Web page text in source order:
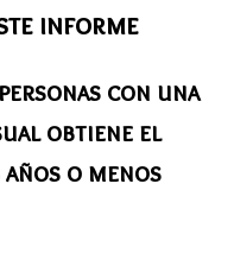
informe
con una
obtiene el
o menos